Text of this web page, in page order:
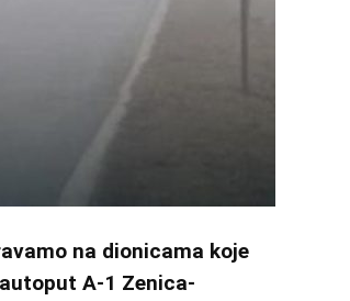
na dionicama koje
A-1 Zenica-